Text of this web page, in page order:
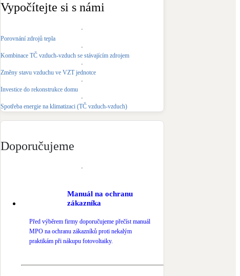
Rekonstrukce
Novostavby
Kamna / krby
Doplňkové zdroje vytápění
Vegetační střechy
Vypočítejte si s námi
Porovnání zdrojů tepla
Kombinace TČ vzduch-vzduch se stávajícím zdrojem
Změny stavu vzduchu ve VZT jednotce
Investice do rekonstrukce domu
Spotřeba energie na klimatizaci (TČ vzduch-vzduch)
Doporučujeme
Manuál na ochranu
zákazníka
Před výběrem firmy doporučujeme přečíst manuál
MPO na ochranu zákazníků proti nekalým
praktikám při nákupu fotovoltaiky.